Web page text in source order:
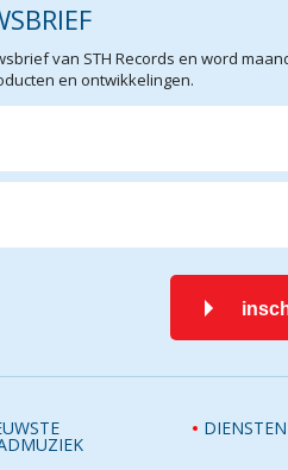
van STH Records en word
en ontwikkelingen.
DIENSTEN